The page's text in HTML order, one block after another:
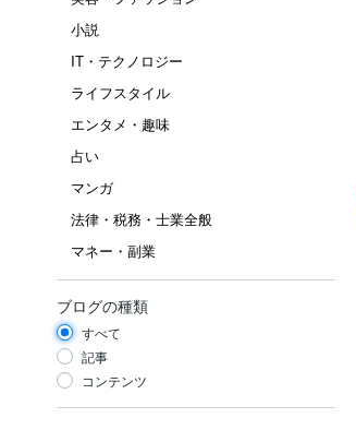
小説
IT・テクノロジー
ライフスタイル
エンタメ・趣味
占い
マンガ
法律・税務・士業全般
マネー・副業
ブログの種類
すべて
記事
コンテンツ